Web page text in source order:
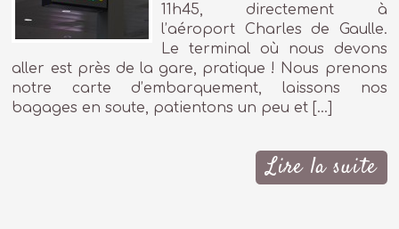
11h45, directement à
l’aéroport Charles de Gaulle.
Le terminal où nous devons
aller est près de la gare, pratique ! Nous prenons
notre carte d’embarquement, laissons nos
bagages en soute, patientons un peu et […]
Lire la suite